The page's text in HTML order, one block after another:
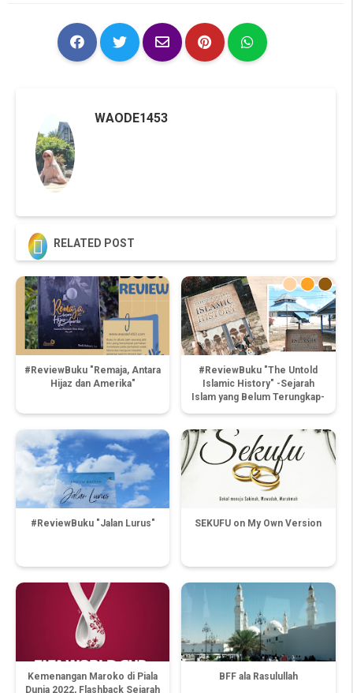
WAODE1453
 RELATED POST
#ReviewBuku "Remaja, Antara
Hijaz dan Amerika"
#ReviewBuku "The Untold
Islamic History" -Sejarah
Islam yang Belum Terungkap-
#ReviewBuku "Jalan Lurus" SEKUFU on My Own Version
Kemenangan Maroko di Piala
Dunia 2022, Flashback Sejarah
BFF ala Rasulullah